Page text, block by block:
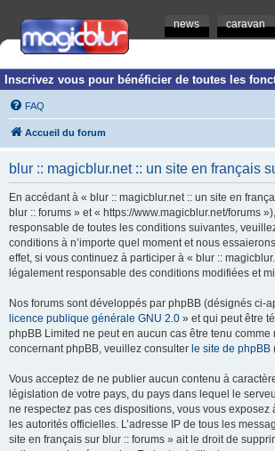
news caravan
Inscrivez vous pour bénéficier de toutes les
FAQ
Accueil du forum
blur :: magicblur.net :: un site en français
En accédant à « blur :: magicblur.net :: un site en
blur :: forums » et « https://www.magicblur.net/forums
responsable de toutes les conditions suivantes,
conditions à n’importe quel moment et nous
effet, si vous continuez à participer à « blur ::
légalement responsable des conditions modifiées et
Nos forums sont développés par phpBB (désignés
licence publique générale GNU 2.0 » et qui peut être
phpBB Limited ne peut en aucun cas être tenu
concernant phpBB, veuillez consulter le site de phpBB
Vous acceptez de ne publier aucun contenu à
législation de votre pays, du pays dans lequel le
ne respectez pas ces dispositions, vous vous
les autorités officielles. L’adresse IP de tous les
site en français sur blur :: forums » ait le droit de